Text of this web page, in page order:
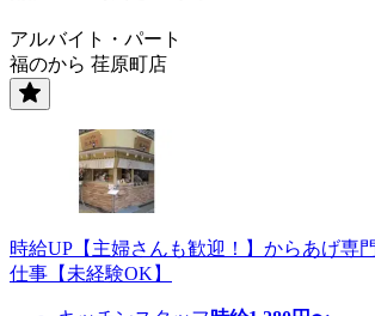
アルバイト・パート
福のから 荏原町店
時給UP【主婦さんも歓迎！】からあげ専
仕事【未経験OK】